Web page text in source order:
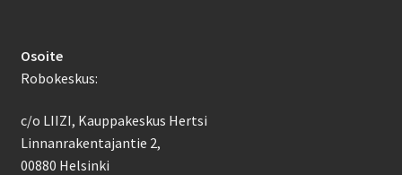
Osoite
Robokeskus:
c/o LIIZI, Kauppakeskus Hertsi
Linnanrakentajantie 2,
00880 Helsinki